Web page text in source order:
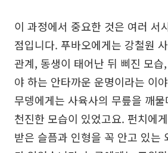
이 과정에서 중요한 것은 여러 서
점입니다. 푸바오에게는 강철원
관계, 동생이 태어난 뒤 삐진 모
야 하는 안타까운 운명이라는 이
무뎅에게는 사육사의 무릎을 깨
천진한 모습이 있었고요. 펀치에
받은 슬픔과 인형을 꼭 안고 있는